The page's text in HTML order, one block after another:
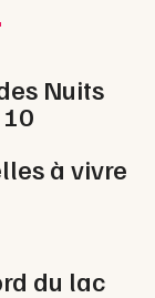
Nuits
à vivre
du lac